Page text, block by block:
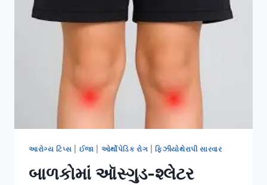
FRACTURE)
આરોગ્ય ટિપ્સ ઈજા ઓર્થોપેડિક રોગ |ફિઝીયોથેરાપી સારવાર
બાળકોમાં ઑસ્ગુડ-શ્લેટર